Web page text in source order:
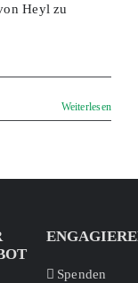
Heyl zu
Weiterlesen
Spenden